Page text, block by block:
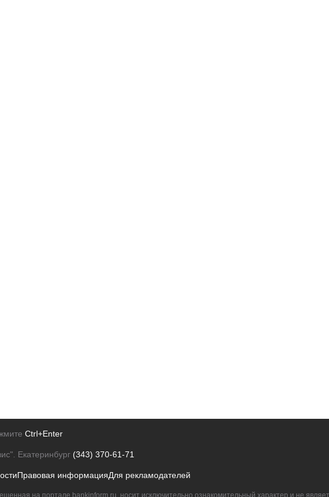
Ctrl+Enter
Екатеринбург (343) 370-61-71
Правовая информацияДля рекламодателей
на портале bankinform.ru, носит исключительно ознакомительный характер и не